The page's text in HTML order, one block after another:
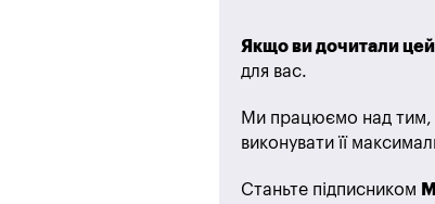
Якщо ви дочитали цей
для вас.
Ми працюємо над тим,
виконувати її
Станьте підписником